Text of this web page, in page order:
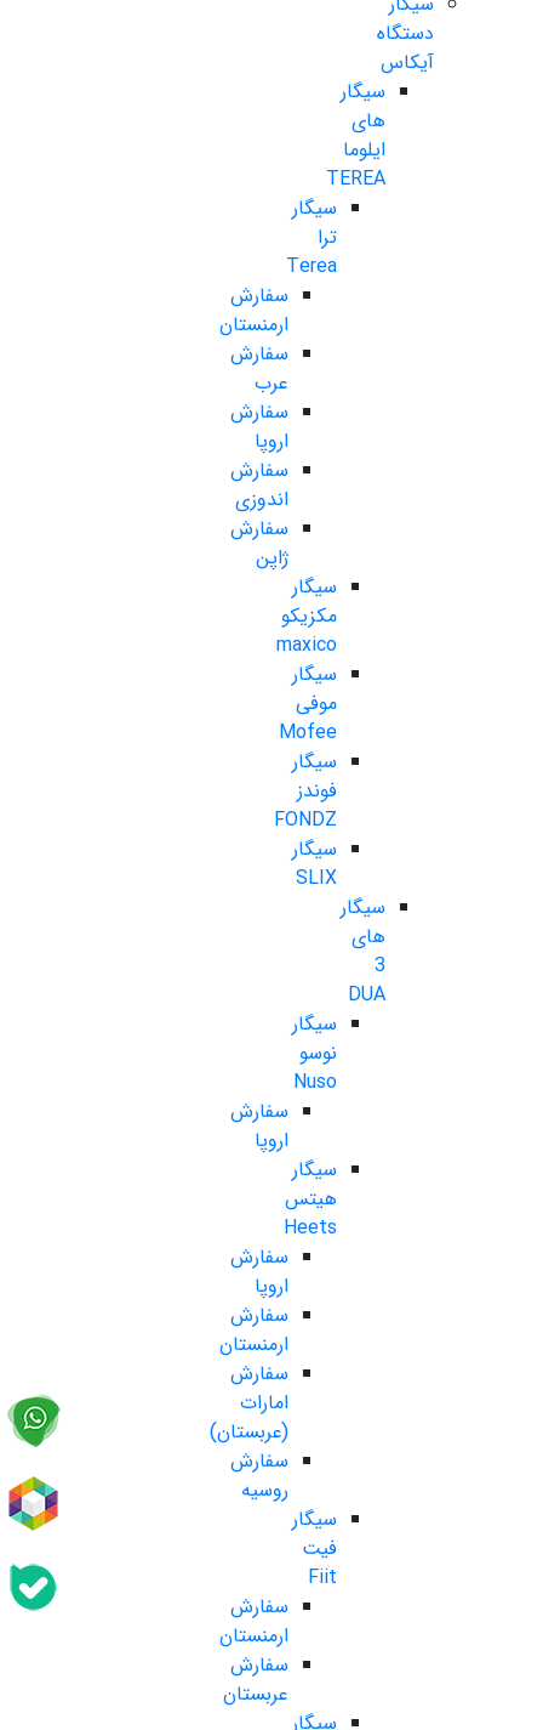
دستگاه
آیکاس
سیگار
های
ایلوما
TEREA
سیگار
ترا
Terea
سفارش
ارمنستان
سفارش
عرب
سفارش
اروپا
سفارش
اندوزی
سفارش
ژاپن
سیگار
مکزیکو
maxico
سیگار
موفی
Mofee
سیگار
فوندز
FONDZ
سیگار
SLIX
سیگار
های
3
DUA
سیگار
نوسو
Nuso
سفارش
اروپا
سیگار
هیتس
Heets
سفارش
اروپا
سفارش
ارمنستان
سفارش
امارات
(عربستان)
سفارش
روسیه
سیگار
فیت
Fiit
سفارش
ارمنستان
سفارش
عربستان
سیگار